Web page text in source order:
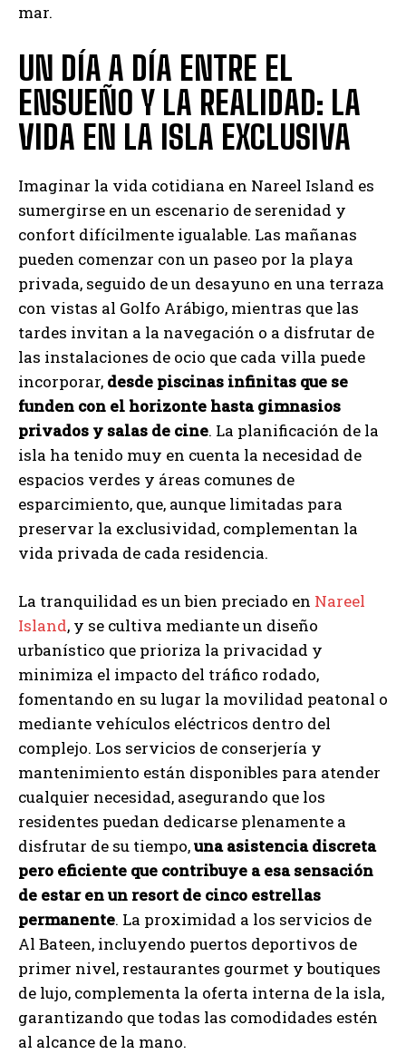
mar.
UN DÍA A DÍA ENTRE EL
ENSUEÑO Y LA REALIDAD: LA
VIDA EN LA ISLA EXCLUSIVA
Imaginar la vida cotidiana en Nareel Island es
sumergirse en un escenario de serenidad y
confort difícilmente igualable. Las mañanas
pueden comenzar con un paseo por la playa
privada, seguido de un desayuno en una terraza
con vistas al Golfo Arábigo, mientras que las
tardes invitan a la navegación o a disfrutar de
las instalaciones de ocio que cada villa puede
incorporar, desde piscinas infinitas que se
funden con el horizonte hasta gimnasios
privados y salas de cine. La planificación de la
isla ha tenido muy en cuenta la necesidad de
espacios verdes y áreas comunes de
esparcimiento, que, aunque limitadas para
preservar la exclusividad, complementan la
vida privada de cada residencia.
La tranquilidad es un bien preciado en Nareel
Island, y se cultiva mediante un diseño
urbanístico que prioriza la privacidad y
minimiza el impacto del tráfico rodado,
fomentando en su lugar la movilidad peatonal o
mediante vehículos eléctricos dentro del
complejo. Los servicios de conserjería y
mantenimiento están disponibles para atender
cualquier necesidad, asegurando que los
residentes puedan dedicarse plenamente a
disfrutar de su tiempo,una asistencia discreta
pero eficiente que contribuye a esa sensación
de estar en un resort de cinco estrellas
permanente. La proximidad a los servicios de
Al Bateen, incluyendo puertos deportivos de
primer nivel, restaurantes gourmet y boutiques
de lujo, complementa la oferta interna de la isla,
garantizando que todas las comodidades estén
al alcance de la mano.